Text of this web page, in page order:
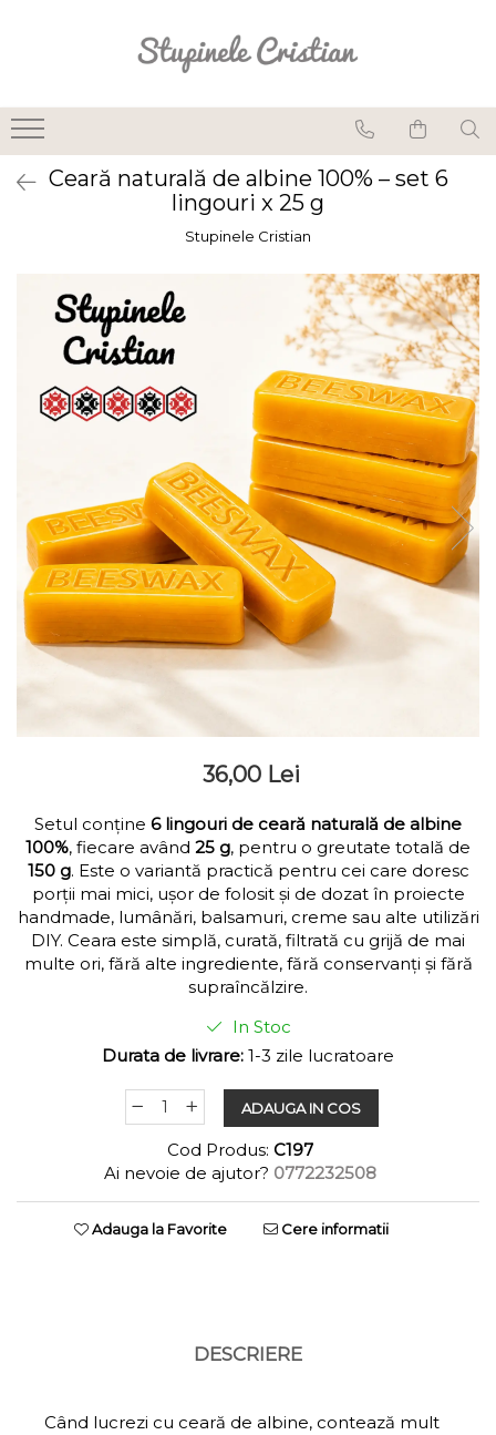
Lumânări din ceară de albine
Lumânări parfumate
naturale
Lumânări pentru sfeșnic
din ceară de albine
Lumânări rulate din
ceară de albine
Seturi lumânări și
suporturi
Lumânări rustice din
ceară de albine
Ceară naturală de albine 100% – set 6
lingouri x 25 g
Stupinele Cristian
36,00 Lei
Setul conține 6 lingouri de ceară naturală de albine
100%, fiecare având 25 g, pentru o greutate totală de
150 g. Este o variantă practică pentru cei care doresc
porții mai mici, ușor de folosit și de dozat în proiecte
handmade, lumânări, balsamuri, creme sau alte utilizări
DIY. Ceara este simplă, curată, filtrată cu grijă de mai
multe ori, fără alte ingrediente, fără conservanți și fără
supraîncălzire.
In Stoc
Durata de livrare: 1-3 zile lucratoare
ADAUGA IN COS
Cod Produs: C197
Ai nevoie de ajutor? 0772232508
Adauga la Favorite Cere informatii
DESCRIERE
Când lucrezi cu ceară de albine, contează mult